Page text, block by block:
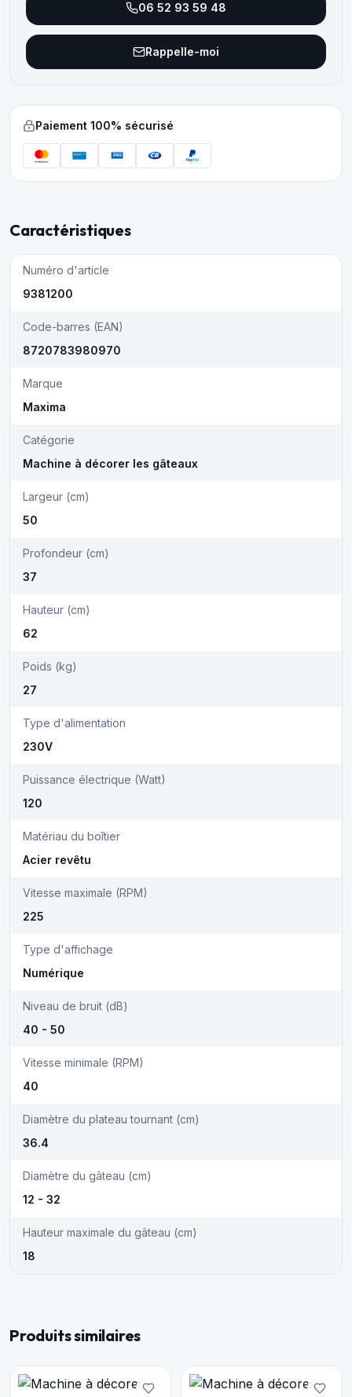
06 52 93 59 48
Rappelle-moi
Paiement 100% sécurisé
Caractéristiques
Numéro d'article
9381200
Code-barres (EAN)
8720783980970
Marque
Maxima
Catégorie
Machine à décorer les gâteaux
Largeur (cm)
50
Profondeur (cm)
37
Hauteur (cm)
62
Poids (kg)
27
Type d'alimentation
230V
Puissance électrique (Watt)
120
Matériau du boîtier
Acier revêtu
Vitesse maximale (RPM)
225
Type d'affichage
Numérique
Niveau de bruit (dB)
40 - 50
Vitesse minimale (RPM)
40
Diamètre du plateau tournant (cm)
36.4
Diamètre du gâteau (cm)
12 - 32
Hauteur maximale du gâteau (cm)
18
Produits similaires